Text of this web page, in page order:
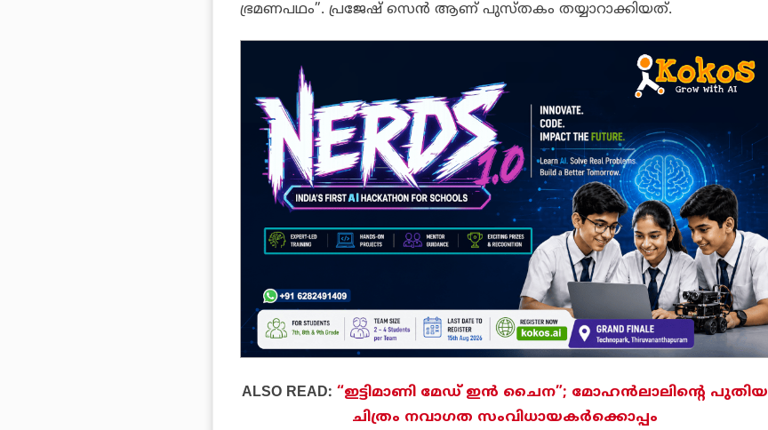
ഭ്രമണപഥം”. പ്രജേഷ് സെന്‍ ആണ് പുസ്തകം തയ്യാറാക്കിയത്.
ALSO READ: “ഇട്ടിമാണി മേഡ് ഇന്‍ ചൈന”; മോഹന്‍ലാലിന്റെ പുതിയ
ചിത്രം നവാഗത സംവിധായകര്‍ക്കൊപ്പം